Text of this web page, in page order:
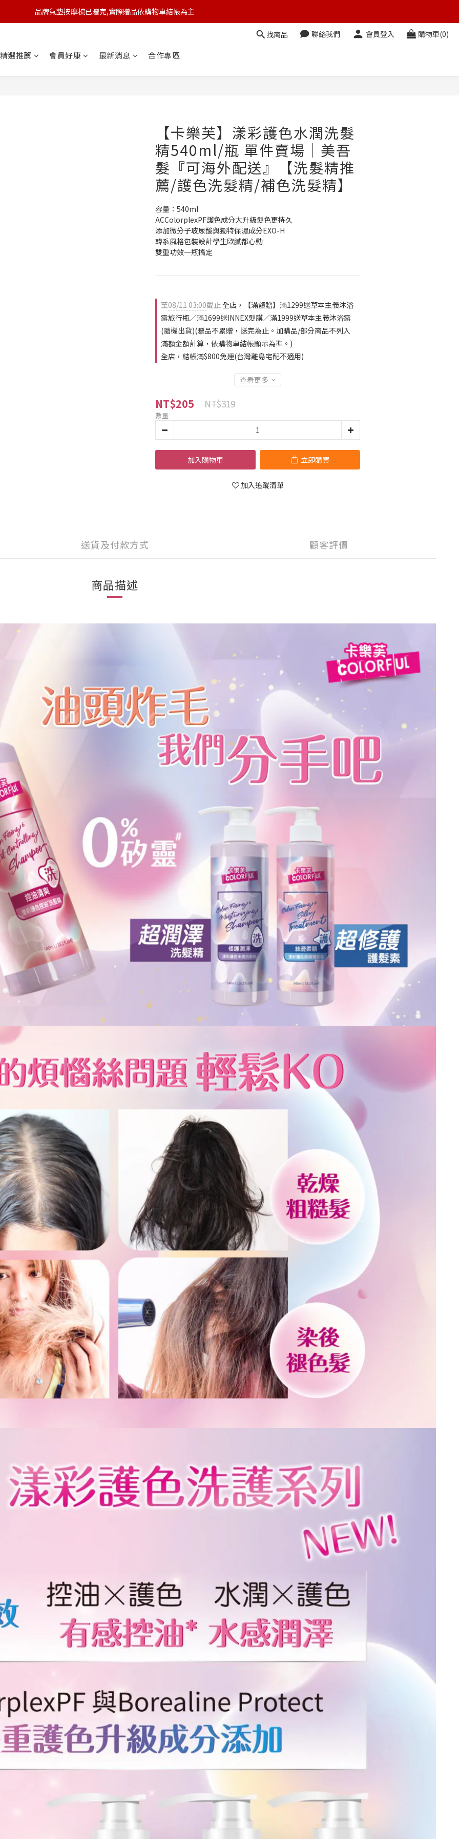
🆕 新會員註冊開卡送9折券 💰
品牌氣墊按摩梳已贈完,實際贈品依購物車結帳為主
找商品 聯絡我們 會員登入 購物車(0)
精選推薦 會員好康 最新消息 合作專區
【卡樂芙】漾彩護色水潤洗髮
精540ml/瓶 單件賣場｜美吾
髮『可海外配送』【洗髮精推
薦/護色洗髮精/補色洗髮精】
容量：540ml
ACColorplexPF護色成分大升級髮色更持久
添加微分子玻尿酸與獨特保濕成分EXO-H
韓系風格包裝設計學生歐膩都心動
雙重功效一瓶搞定
至08/11 03:00截止全店，【滿額贈】滿1299送草本主義沐浴
露旅行瓶／滿1699送INNEX髮膜／滿1999送草本主義沐浴露
(隨機出貨)(贈品不累贈，送完為止。加購品/部分商品不列入
滿額金額計算，依購物車結帳顯示為準。)
全店，結帳滿$800免運(台灣離島宅配不適用)
查看更多
NT$205 NT$319
數量
加入購物車 立即購買
加入追蹤清單
送貨及付款方式 顧客評價
商品描述